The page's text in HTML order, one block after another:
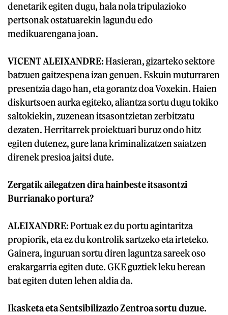
denetarik egiten dugu, hala nola tripulazioko
pertsonak ostatuarekin lagundu edo
medikuarengana joan.
VICENT ALEIXANDRE:Hasieran, gizarteko sektore
batzuen gaitzespena izan genuen. Eskuin muturraren
presentzia dago han, eta gorantz doa Voxekin. Haien
diskurtsoen aurka egiteko, aliantza sortu dugu tokiko
saltokiekin, zuzenean itsasontzietan zerbitzatu
dezaten. Herritarrek proiektuari buruz ondo hitz
egiten dutenez, gure lana kriminalizatzen saiatzen
direnek presioa jaitsi dute.
Zergatik ailegatzen dira hainbeste itsasontzi
Burrianako portura?
ALEIXANDRE:Portuak ez du portu agintaritza
propiorik, eta ez du kontrolik sartzeko eta irteteko.
Gainera, inguruan sortu diren laguntza sareek oso
erakargarria egiten dute. GKE guztiek leku berean
bat egiten duten lehen aldia da.
Ikasketa eta Sentsibilizazio Zentroa sortu duzue.